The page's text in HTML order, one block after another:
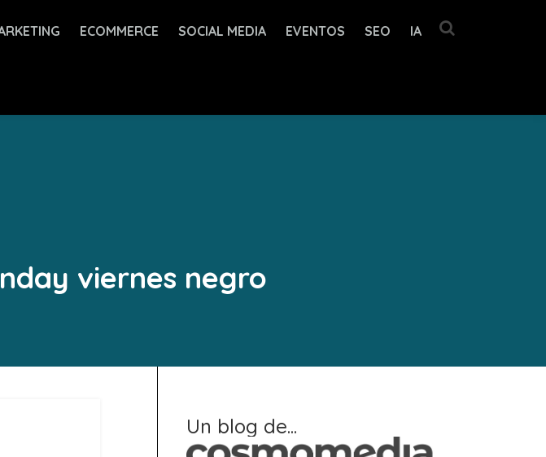
ECOMMERCE SOCIAL MEDIA EVENTOS SEO IA
viernes negro
Un blog de...